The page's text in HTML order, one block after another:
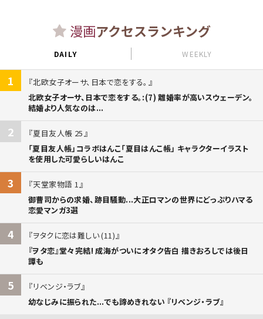
漫画アクセスランキング
DAILY WEEKLY
1
北欧女子オーサ、日本で恋をする。
北欧女子オーサ、日本で恋をする。:(7) 離婚率が高いスウェーデン。
結婚より人気なのは...
2
夏目友人帳 25
「夏目友人帳」コラボはんこ「夏目はんこ帳」 キャラクターイラスト
を使用した可愛らしいはんこ
3
天堂家物語 1
御曹司からの求婚、跡目騒動...大正ロマンの世界にどっぷりハマる
恋愛マンガ3選
4
ヲタクに恋は難しい (11)
『ヲタ恋』堂々完結! 成海がついにオタク告白 描きおろしでは後日
譚も
5
リベンジ・ラブ
幼なじみに振られた...でも諦めきれない 『リベンジ・ラブ』